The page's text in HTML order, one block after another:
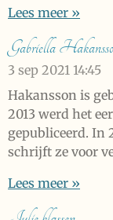
Lees meer »
Gabriella
3 sep 2021 14:45
Hakansson is
2013 werd het
gepubliceerd. In
schrijft ze voor
Lees meer »